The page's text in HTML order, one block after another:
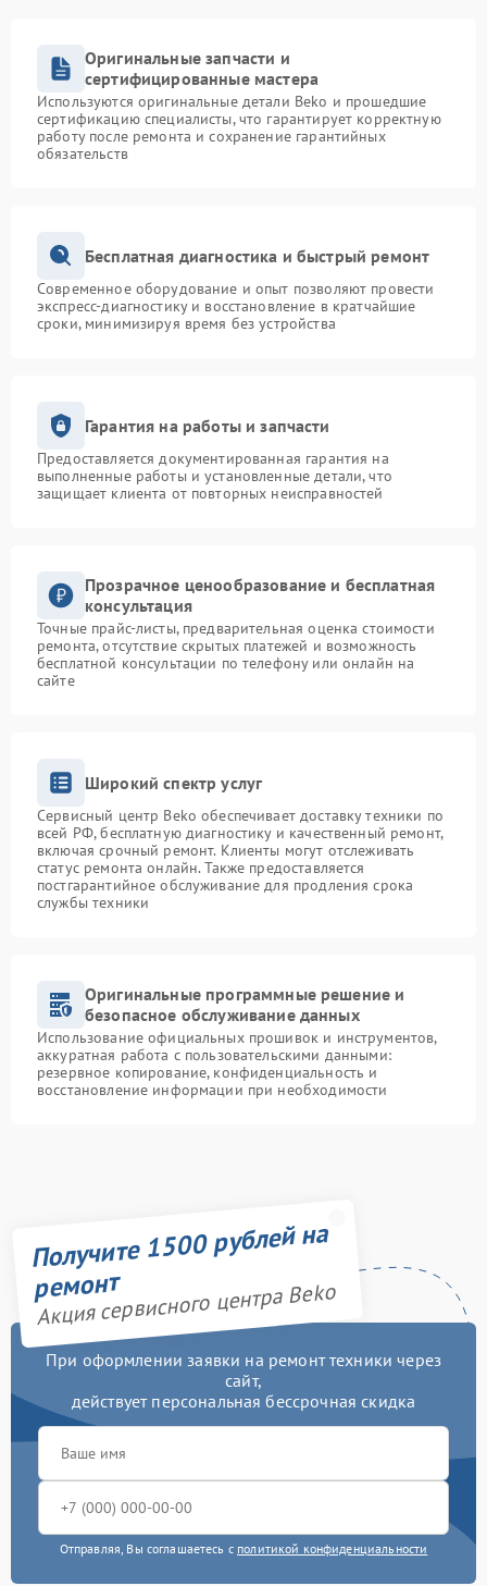
Оригинальные запчасти и
сертифицированные мастера
Используются оригинальные детали Beko и прошедшие
сертификацию специалисты, что гарантирует корректную
работу после ремонта и сохранение гарантийных
обязательств
Бесплатная диагностика и быстрый ремонт
Современное оборудование и опыт позволяют провести
экспресс-диагностику и восстановление в кратчайшие
сроки, минимизируя время без устройства
Гарантия на работы и запчасти
Предоставляется документированная гарантия на
выполненные работы и установленные детали, что
защищает клиента от повторных неисправностей
Прозрачное ценообразование и бесплатная
консультация
Точные прайс-листы, предварительная оценка стоимости
ремонта, отсутствие скрытых платежей и возможность
бесплатной консультации по телефону или онлайн на
сайте
Широкий спектр услуг
Сервисный центр Beko обеспечивает доставку техники по
всей РФ, бесплатную диагностику и качественный ремонт,
включая срочный ремонт. Клиенты могут отслеживать
статус ремонта онлайн. Также предоставляется
постгарантийное обслуживание для продления срока
службы техники
Оригинальные программные решение и
безопасное обслуживание данных
Использование официальных прошивок и инструментов,
аккуратная работа с пользовательскими данными:
резервное копирование, конфиденциальность и
восстановление информации при необходимости
Получите 1500 рублей на
ремонт
Акция сервисного центра Beko
При оформлении заявки на ремонт техники через
сайт,
действует персональная бессрочная скидка
Отправляя, Вы соглашаетесь с политикой конфиденциальности